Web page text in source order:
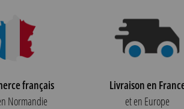
français
Normandie
Livraison en
et en Europe